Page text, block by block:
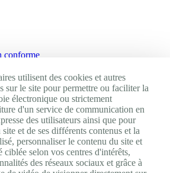
conforme
utilisent des cookies et autres
sur le site pour permettre ou faciliter la
électronique ou strictement
d'un service de communication en
des utilisateurs ainsi que pour
et de ses différents contenus et la
personnaliser le contenu du site et
selon vos centres d'intérêts,
des réseaux sociaux et grâce à